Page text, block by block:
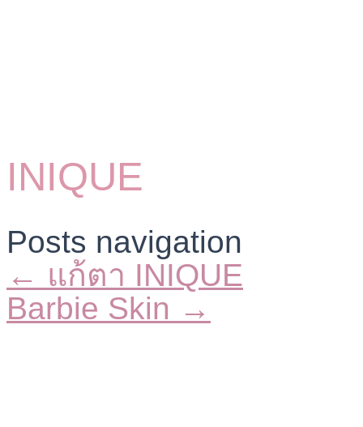
INIQUE
Posts navigation
← แก้ตา INIQUE
Barbie Skin →